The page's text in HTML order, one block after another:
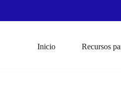
Inicio Recursos